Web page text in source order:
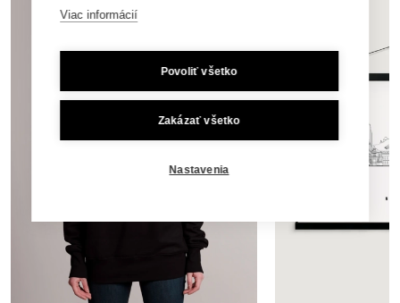
Viac informácií
Povoliť všetko
Zakázať všetko
Nastavenia